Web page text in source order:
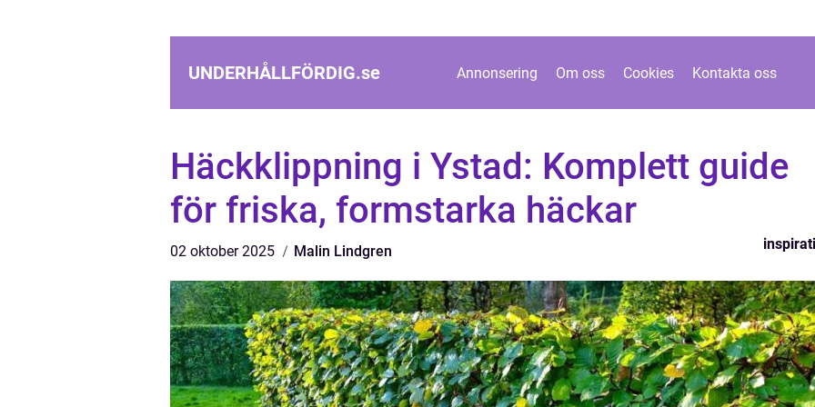
UNDERHÅLLFÖRDIG.se Annonsering Om oss Cookies Kontakta oss
Häckklippning i Ystad: Komplett guide
för friska, formstarka häckar
02 oktober 2025 Malin Lindgren